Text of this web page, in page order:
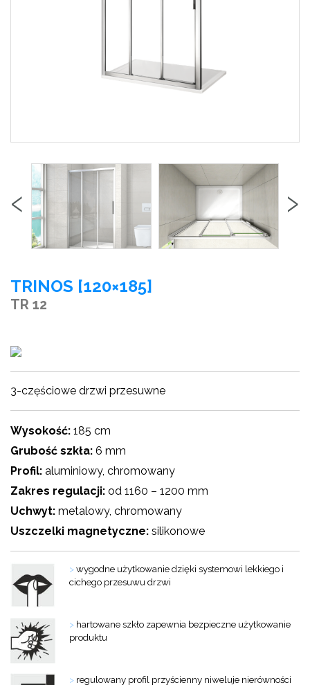
‹ ›
TRINOS [120×185]
TR 12
3-częściowe drzwi przesuwne
Wysokość: 185 cm
Grubość szkła: 6 mm
Profil: aluminiowy, chromowany
Zakres regulacji: od 1160 – 1200 mm
Uchwyt: metalowy, chromowany
Uszczelki magnetyczne: silikonowe
>wygodne użytkowanie dzięki systemowi lekkiego i
cichego przesuwu drzwi
> hartowane szkło zapewnia bezpieczne użytkowanie
produktu
> regulowany profil przyścienny niweluje nierówności